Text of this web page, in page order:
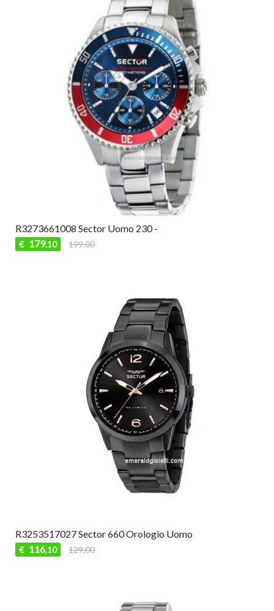
R3273661008 Sector Uomo 230 -
€ 179,10 199,00
R3253517027 Sector 660 Orologio Uomo
€ 116,10 129,00